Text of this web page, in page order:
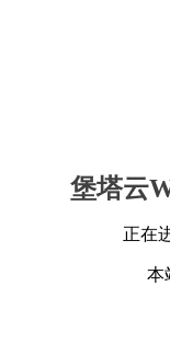
堡塔云
正在
本